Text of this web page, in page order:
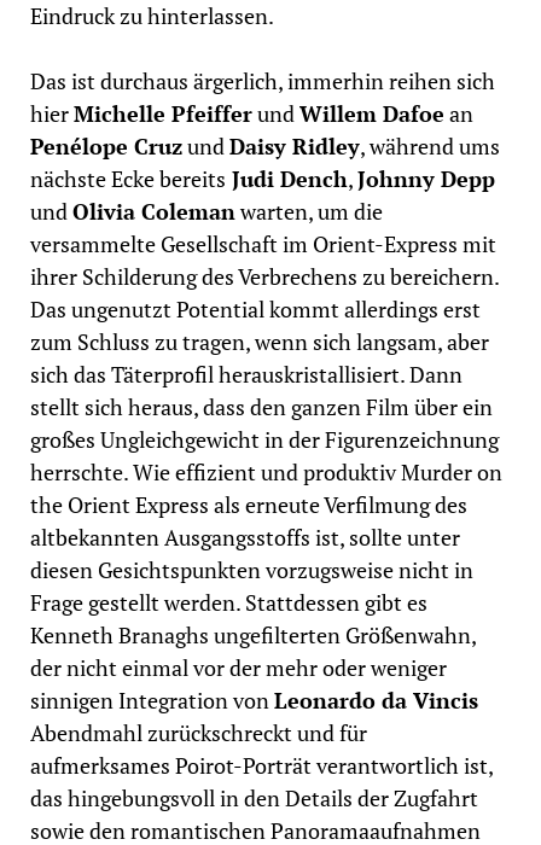
Eindruck zu hinterlassen.
Das ist durchaus ärgerlich, immerhin reihen sich
hierMichelle PfeifferundWillem Dafoe an
Penélope CruzundDaisy Ridley, während ums
nächste Ecke bereits Judi Dench,Johnny Depp
undOlivia Colemanwarten, um die
versammelte Gesellschaft im Orient-Express mit
ihrer Schilderung des Verbrechens zu bereichern.
Das ungenutzt Potential kommt allerdings erst
zum Schluss zu tragen, wenn sich langsam, aber
sich das Täterprofil herauskristallisiert. Dann
stellt sich heraus, dass den ganzen Film über ein
großes Ungleichgewicht in der Figurenzeichnung
herrschte.Wie effizient und produktiv Murder on
the Orient Express als erneute Verfilmung des
altbekannten Ausgangsstoffs ist, sollte unter
diesen Gesichtspunkten vorzugsweise nicht in
Frage gestellt werden. Stattdessen gibt es
Kenneth Branaghs ungefilterten Größenwahn,
der nicht einmal vor der mehr oder weniger
sinnigen Integration vonLeonardo da Vincis
Abendmahl zurückschreckt und für
aufmerksames Poirot-Porträt verantwortlich ist,
das hingebungsvoll in den Details der Zugfahrt
sowie den romantischen Panoramaaufnahmen